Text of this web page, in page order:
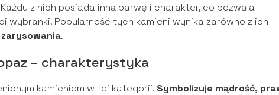
z nich posiada inną barwę i charakter, co pozwala
Popularność tych kamieni wynika zarówno z ich
.
– charakterystyka
kamieniem w tej kategorii. Symbolizuje mądrość,